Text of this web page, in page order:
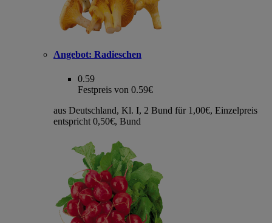
Angebot: Radieschen
0.59
Festpreis von 0.59€
aus Deutschland, Kl. I, 2 Bund für 1,00€, Einzelpreis
entspricht 0,50€, Bund